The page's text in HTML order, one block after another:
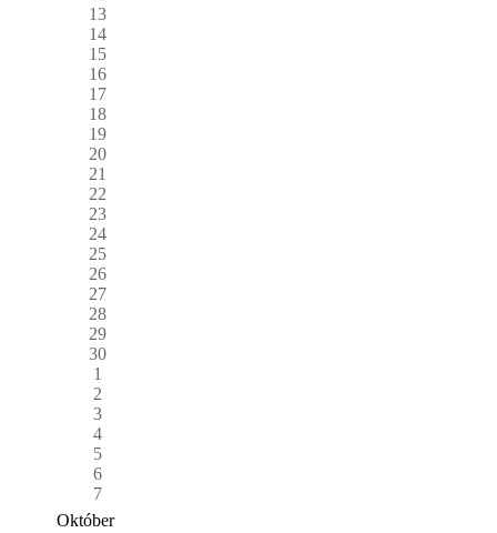
13
14
15
16
17
18
19
20
21
22
23
24
25
26
27
28
29
30
1
2
3
4
5
6
7
Október